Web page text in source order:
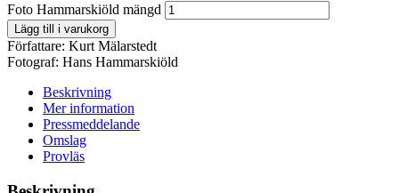
Foto Hammarskiöld mängd
Lägg till i varukorg
Författare: Kurt Mälarstedt
Fotograf: Hans Hammarskiöld
Beskrivning
Mer information
Pressmeddelande
Omslag
Provläs